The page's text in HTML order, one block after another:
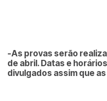
-As provas serão
de abril. Datas e
divulgados assim que